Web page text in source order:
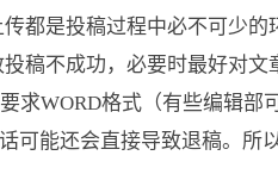
都是投稿过程中必不可少的
稿不成功，必要时最好对文
求WORD格式（有些编辑部
可能还会直接导致退稿。所